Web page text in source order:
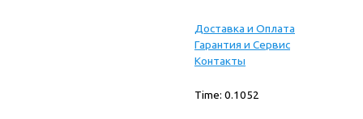
Доставка и Оплата
Гарантия и Сервис
Контакты
Time: 0.1052